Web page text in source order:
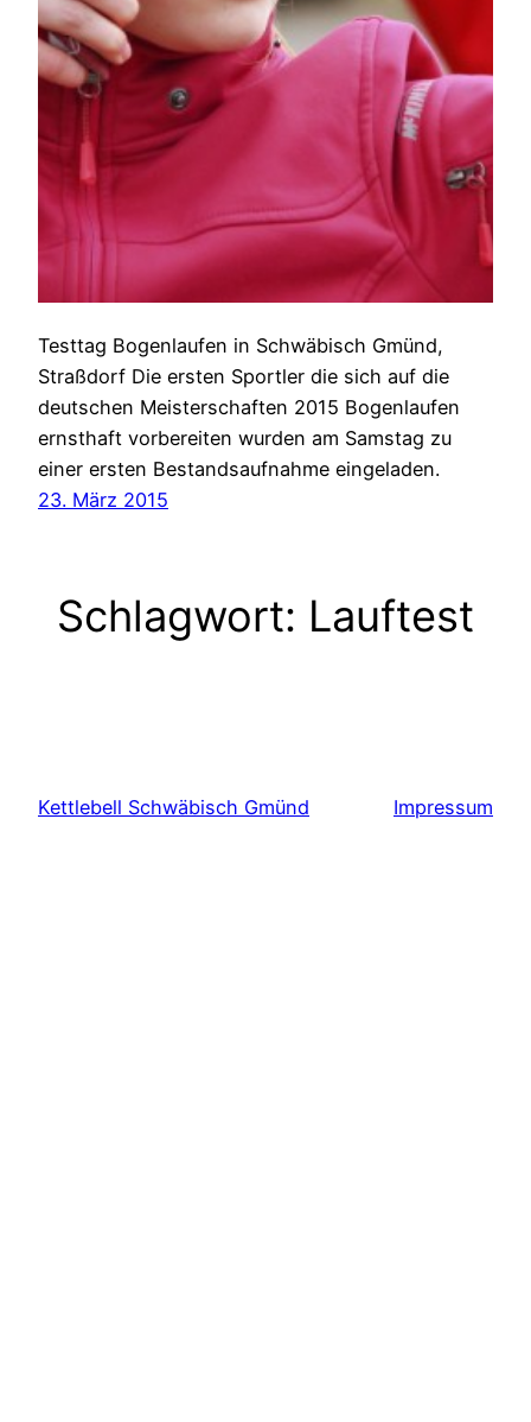
Testtag Bogenlaufen in Schwäbisch Gmünd,
Straßdorf Die ersten Sportler die sich auf die
deutschen Meisterschaften 2015 Bogenlaufen
ernsthaft vorbereiten wurden am Samstag zu
einer ersten Bestandsaufnahme eingeladen.
23. März 2015
Schlagwort: Lauftest
Kettlebell Schwäbisch Gmünd Impressum